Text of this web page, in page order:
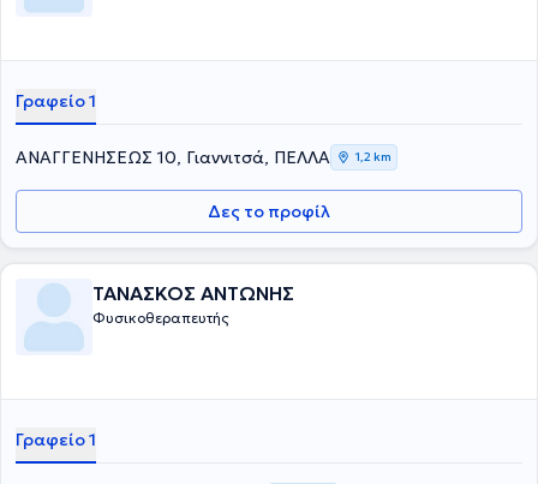
Γραφείο 1
ΑΝΑΓΓΕΝΗΣΕΩΣ 10, Γιαννιτσά, ΠΕΛΛΑ 1,2 km
Δες το προφίλ
ΤΑΝΑΣΚΟΣ ΑΝΤΩΝΗΣ
Φυσικοθεραπευτής
Γραφείο 1